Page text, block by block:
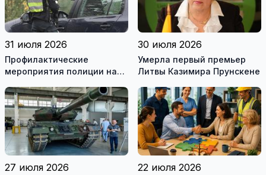
31 июля 2026
Профилактические
мероприятия полиции на
30 июля 2026
Умерла первый премьер
Литвы Казимира Прунскене
27 июля 2026 22 июля 2026